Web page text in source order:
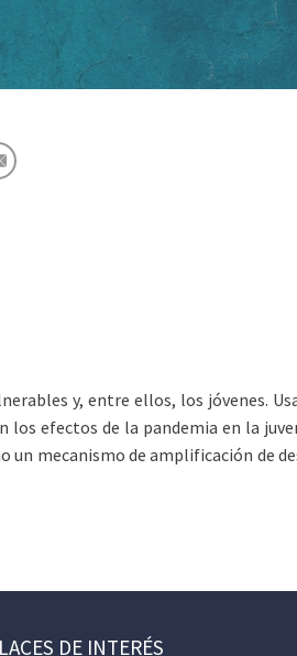
y, entre ellos, los jóvenes.
efectos de la pandemia en la
mecanismo de amplificación de
DE INTERÉS